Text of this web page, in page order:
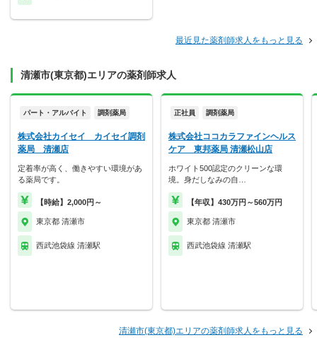
最近見た薬剤師求人をもっと見る
清瀬市(東京都)エリアの薬剤師求人
パート・アルバイト 調剤薬局
株式会社カイセイ カイセイ調剤
薬局 清瀬店
定着率が高く、働きやすい環境があ
る薬局です。
【時給】2,000円～
東京都 清瀬市
西武池袋線 清瀬駅
正社員 調剤薬局
株式会社ココカラファインヘルス
ケア 東邦薬局 清瀬松山店
ホワイト500認定のクリーンな環
境。身だしなみの自…
【年収】430万円～560万円
東京都 清瀬市
西武池袋線 清瀬駅
清瀬市(東京都)エリアの薬剤師求人をもっと見る